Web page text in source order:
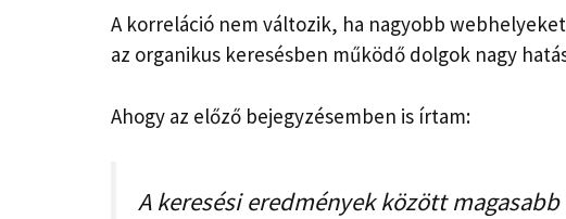
A korreláció nem változik, ha nagyobb
az organikus keresésben működő dolgok nagy
Ahogy az előző bejegyzésemben is írtam:
A keresési eredmények között